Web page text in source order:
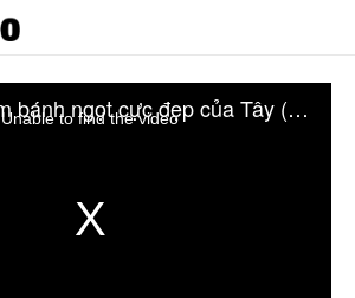
Unable to find the video Đây là cách làm bánh ngọt cực đẹp của Tây (phần 2)